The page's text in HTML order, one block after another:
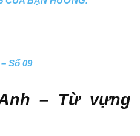
Số 09
– Từ vựng